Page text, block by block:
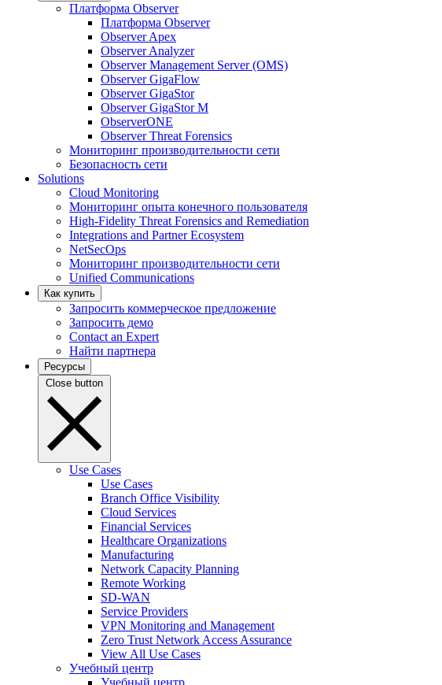
Платформа Observer
Платформа Observer
Observer Apex
Observer Analyzer
Observer Management Server (OMS)
Observer GigaFlow
Observer GigaStor
Observer GigaStor M
ObserverONE
Observer Threat Forensics
Мониторинг производительности сети
Безопасность сети
Solutions
Cloud Monitoring
Мониторинг опыта конечного пользователя
High-Fidelity Threat Forensics and Remediation
Integrations and Partner Ecosystem
NetSecOps
Мониторинг производительности сети
Unified Communications
Как купить
Запросить коммерческое предложение
Запросить демо
Contact an Expert
Найти партнера
Ресурсы
Close button
Use Cases
Use Cases
Branch Office Visibility
Cloud Services
Financial Services
Healthcare Organizations
Manufacturing
Network Capacity Planning
Remote Working
SD-WAN
Service Providers
VPN Monitoring and Management
Zero Trust Network Access Assurance
View All Use Cases
Учебный центр
Учебный центр